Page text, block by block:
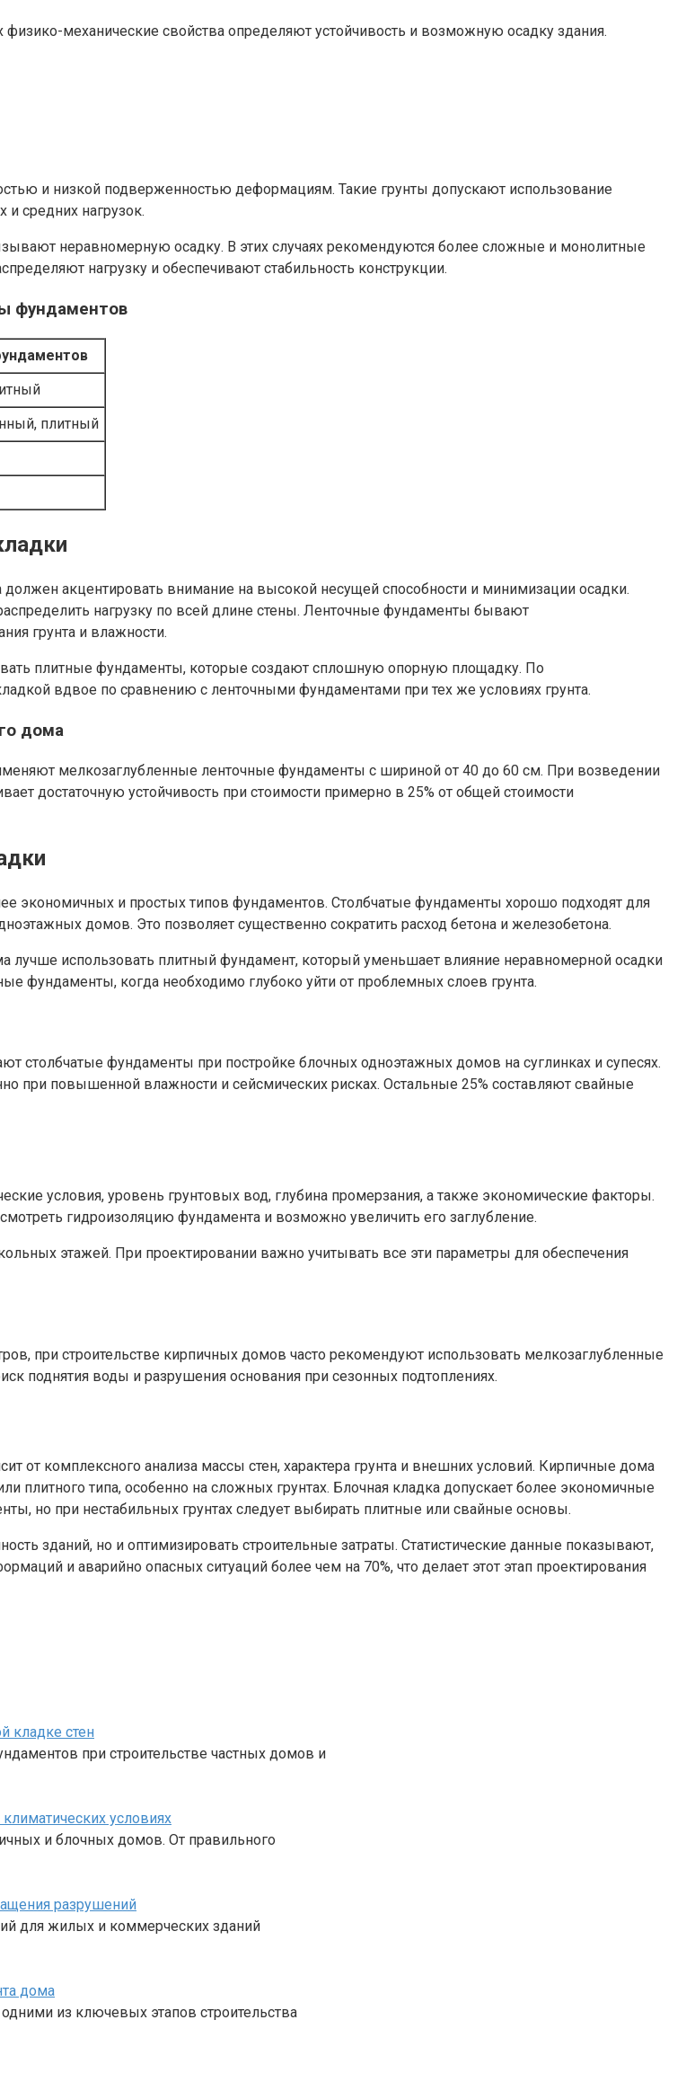
механические свойства определяют устойчивость и возможную осадку здания.
и низкой подверженностью деформациям. Такие грунты допускают использование
средних нагрузок.
неравномерную осадку. В этих случаях рекомендуются более сложные и монолитные
нагрузку и обеспечивают стабильность конструкции.
фундаментов
плитный
акцентировать внимание на высокой несущей способности и минимизации осадки.
нагрузку по всей длине стены. Ленточные фундаменты бывают
грунта и влажности.
плитные фундаменты, которые создают сплошную опорную площадку. По
вдвое по сравнению с ленточными фундаментами при тех же условиях грунта.
дома
мелкозаглубленные ленточные фундаменты с шириной от 40 до 60 см. При возведении
достаточную устойчивость при стоимости примерно в 25% от общей стоимости
и простых типов фундаментов. Столбчатые фундаменты хорошо подходят для
домов. Это позволяет существенно сократить расход бетона и железобетона.
использовать плитный фундамент, который уменьшает влияние неравномерной осадки
фундаменты, когда необходимо глубоко уйти от проблемных слоев грунта.
столбчатые фундаменты при постройке блочных одноэтажных домов на суглинках и супесях.
при повышенной влажности и сейсмических рисках. Остальные 25% составляют свайные
условия, уровень грунтовых вод, глубина промерзания, а также экономические факторы.
гидроизоляцию фундамента и возможно увеличить его заглубление.
этажей. При проектировании важно учитывать все эти параметры для обеспечения
при строительстве кирпичных домов часто рекомендуют использовать мелкозаглубленные
поднятия воды и разрушения основания при сезонных подтоплениях.
от комплексного анализа массы стен, характера грунта и внешних условий. Кирпичные дома
типа, особенно на сложных грунтах. Блочная кладка допускает более экономичные
но при нестабильных грунтах следует выбирать плитные или свайные основы.
зданий, но и оптимизировать строительные затраты. Статистические данные показывают,
и аварийно опасных ситуаций более чем на 70%, что делает этот этап проектирования
кладке стен
при строительстве частных домов и
условиях
и блочных домов. От правильного
разрушений
для жилых и коммерческих зданий
дома
из ключевых этапов строительства